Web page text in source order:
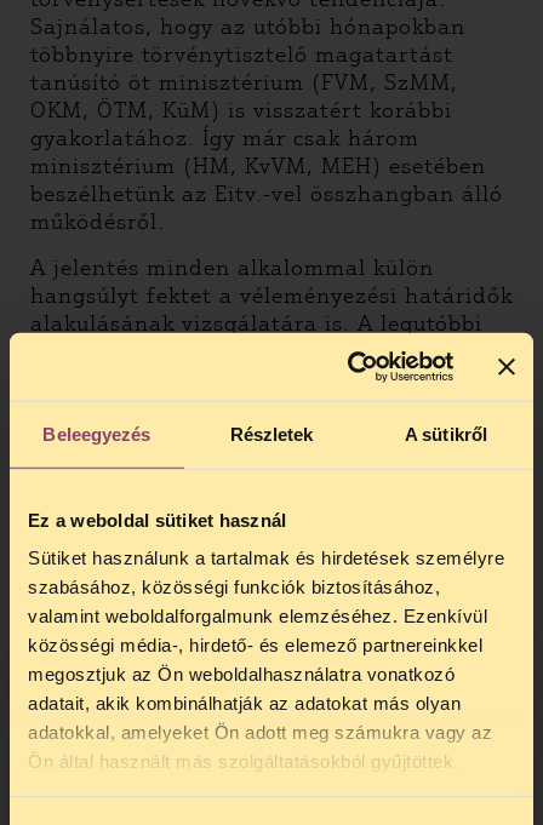
Beleegyezés Részletek A sütikről
Ez a weboldal sütiket használ
Sütiket használunk a tartalmak és hirdetések személyre
szabásához, közösségi funkciók biztosításához,
valamint weboldalforgalmunk elemzéséhez. Ezenkívül
közösségi média-, hirdető- és elemező partnereinkkel
megosztjuk az Ön weboldalhasználatra vonatkozó
adatait, akik kombinálhatják az adatokat más olyan
adatokkal, amelyeket Ön adott meg számukra vagy az
Ön által használt más szolgáltatásokból gyűjtöttek.
Sajnálatos, hogy az utóbbi hónapokban
többnyire törvénytisztelő magatartást
tanúsító öt minisztérium (FVM, SzMM,
OKM, ÖTM, KüM) is visszatért korábbi
gyakorlatához. Így már csak három
minisztérium (HM, KvVM, MEH) esetében
beszélhetünk az Eitv.-vel összhangban álló
működésről.
A jelentés minden alkalommal külön
hangsúlyt fektet a véleményezési határidők
alakulásának vizsgálatára is. A legutóbbi
jelentés óta nem hogy javult volna, tovább
romlott a helyzet: a 2006. november 1.-től
2007. január 8.-ig terjedő időszakban a
gyorsított véleményezési eljárások aránya
a korábbi 83,1%-ról 85,2%-ra emelkedett. A
engedélyező minisztériumokhoz lényegesen
több vélemény érkezik, ezért mondhatjuk,
hogy a véleményezés elmaradása
korántsem az érdektelenségnek tudható be.
A két sereghajtó ezúttal is a
Pénzügyminisztérium és a Gazdasági és
Közlekedési Minisztérium lett, akik négy
illetve három pontját is megszegték az
Eitv.-nek.
itt olvashatja a jelentést!
TELEFONOS JOGSEGÉLY
SZÜNET!